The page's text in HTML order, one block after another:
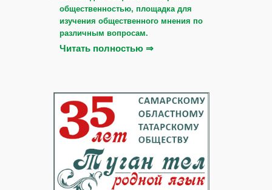
общественностью, площадка для
изучения общественного мнения по
различным вопросам.
Читать полностью ⇒